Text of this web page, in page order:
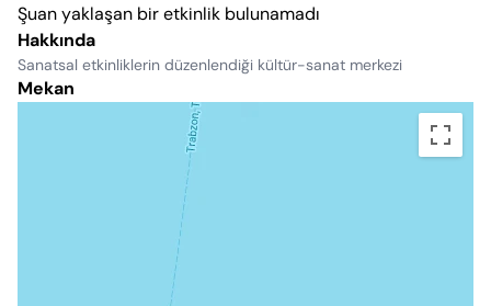
Şuan yaklaşan bir etkinlik bulunamadı
Hakkında
Sanatsal etkinliklerin düzenlendiği kültür-sanat merkezi
Mekan